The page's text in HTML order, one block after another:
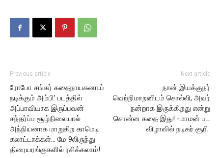
Previous article
ரோபோ சங்கர் கதைநாயகனாய்
நடிக்கும் அம்பி’ படத்தில்
அப்பாவியாக இருப்பவன்
சந்தர்ப்ப சூழ்நிலையால்
அந்நியனாக மாறுகிற காமெடி
கலாட்டாக்கள்… மே 9லிருந்து
திரையரங்குகளில் ரசிக்கலாம்!
Next article
நான் இயக்குநர்
வெற்றிமாறனிடம் சொல்லி, அவர்
நன்றாக இருக்கிறது என்று
சொன்ன கதை இது! -மாமன் பட
விழாவில் நடிகர் சூரி